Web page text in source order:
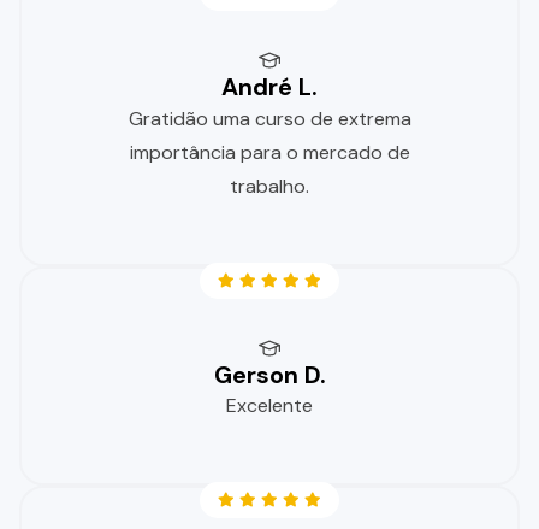
André L.
Gratidão uma curso de extrema
importância para o mercado de
trabalho.
Gerson D.
Excelente